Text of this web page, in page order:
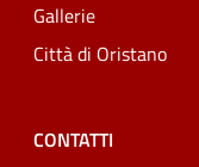
Gallerie
Città di Oristano
CONTATTI